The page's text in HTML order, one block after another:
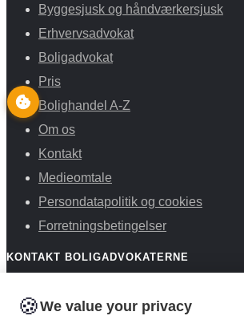
Byggesjusk og håndværkersjusk
Erhvervsadvokat
Boligadvokat
Pris
Bolighandel A-Z
Om os
Kontakt
Medieomtale
Persondatapolitik og cookies
Forretningsbetingelser
KONTAKT BOLIGADVOKATERNE
Fredag fra kl. 09.00 til 16.00
🍪We value your privacy